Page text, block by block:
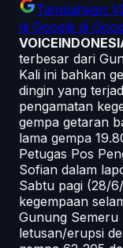
Tambahkan
di Google di
terbesar dari
Kali ini bahkan
dingin yang
pengamatan
gempa getaran
lama gempa
Petugas Pos
Sofian dalam
Sabtu pagi (28/
kegempaan
Gunung Semeru
letusan/erupsi